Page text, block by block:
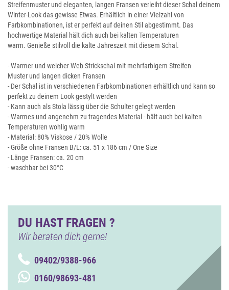
Streifenmuster und eleganten, langen Fransen verleiht dieser Schal deinem
Winter-Look das gewisse Etwas. Erhältlich in einer Vielzahl von
Farbkombinationen, ist er perfekt auf deinen Stil abgestimmt. Das
hochwertige Material hält dich auch bei kalten Temperaturen
warm. Genieße stilvoll die kalte Jahreszeit mit diesem Schal.
- Warmer und weicher Web Strickschal mit mehrfarbigem Streifen
Muster und langen dicken Fransen
- Der Schal ist in verschiedenen Farbkombinationen erhältlich und kann so
perfekt zu deinem Look gestylt werden
- Kann auch als Stola lässig über die Schulter gelegt werden
- Warmes und angenehm zu tragendes Material - hält auch bei kalten
Temperaturen wohlig warm
- Material: 80% Viskose / 20% Wolle
- Größe ohne Fransen B/L: ca. 51 x 186 cm / One Size
- Länge Fransen: ca. 20 cm
- waschbar bei 30°C
DU HAST FRAGEN ?
Wir beraten dich gerne!
09402/9388-966
0160/98693-481